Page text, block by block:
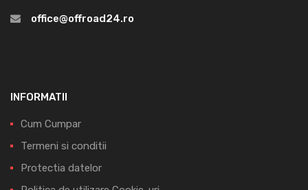
office@offroad24.ro
INFORMATII
Cum Cumpar
Termeni si conditii
Protectia datelor